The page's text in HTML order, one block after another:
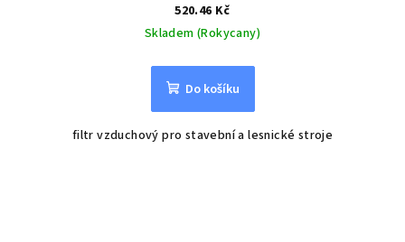
520.46 Kč
Skladem (Rokycany)
Do košíku
filtr vzduchový pro stavební a lesnické stroje